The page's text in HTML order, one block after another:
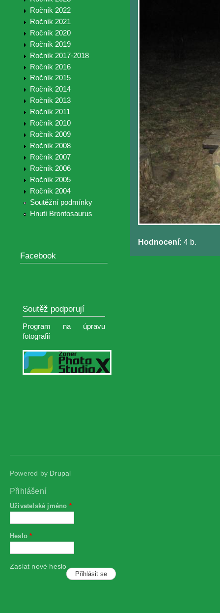
Ročník 2022
Ročník 2021
Ročník 2020
Ročník 2019
Ročník 2017-2018
Ročník 2016
Ročník 2015
Ročník 2014
Ročník 2013
Ročník 2011
Ročník 2010
Ročník 2009
Ročník 2008
Ročník 2007
Ročník 2006
Ročník 2005
Ročník 2004
Soutěžní podmínky
Hnutí Brontosaurus
Facebook
Soutěž podporují
Program na úpravu
fotografií
Hodnocení: 4 b.
Powered by Drupal
Přihlášení
Uživatelské jméno *
Heslo*
Zaslat nové heslo